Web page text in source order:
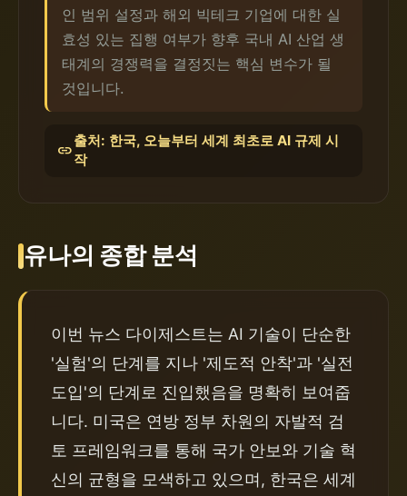
인 범위 설정과 해외 빅테크 기업에 대한 실
효성 있는 집행 여부가 향후 국내 AI 산업 생
태계의 경쟁력을 결정짓는 핵심 변수가 될
것입니다.
link
출처: 한국, 오늘부터 세계 최초로 AI 규제 시
작
유나의 종합 분석
이번 뉴스 다이제스트는 AI 기술이 단순한
'실험'의 단계를 지나 '제도적 안착'과 '실전
도입'의 단계로 진입했음을 명확히 보여줍
니다. 미국은 연방 정부 차원의 자발적 검
토 프레임워크를 통해 국가 안보와 기술 혁
신의 균형을 모색하고 있으며, 한국은 세계